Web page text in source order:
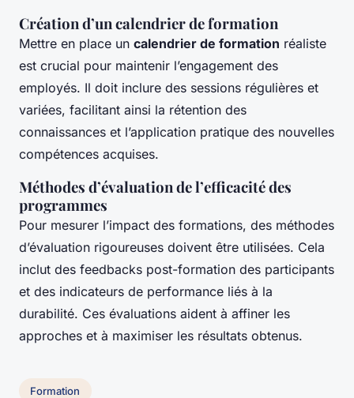
Création d’un calendrier de formation
Mettre en place un calendrier de formation réaliste
est crucial pour maintenir l’engagement des
employés. Il doit inclure des sessions régulières et
variées, facilitant ainsi la rétention des
connaissances et l’application pratique des nouvelles
compétences acquises.
Méthodes d’évaluation de l’efficacité des
programmes
Pour mesurer l’impact des formations, des méthodes
d’évaluation rigoureuses doivent être utilisées. Cela
inclut des feedbacks post-formation des participants
et des indicateurs de performance liés à la
durabilité. Ces évaluations aident à affiner les
approches et à maximiser les résultats obtenus.
Formation